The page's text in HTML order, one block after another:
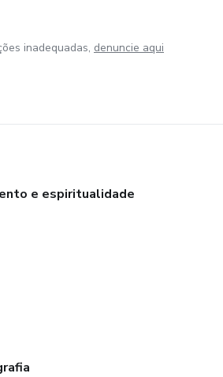
inadequadas, denuncie aqui
e espiritualidade